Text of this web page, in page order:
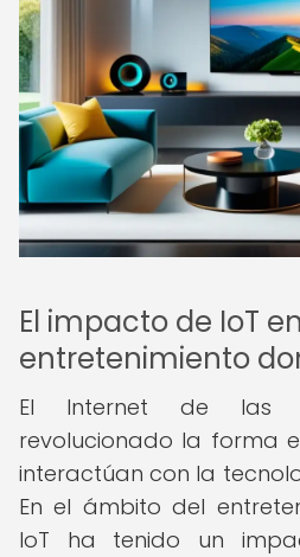
El impacto de IoT
entretenimiento
El Internet de las
revolucionado la forma
interactúan con la
En el ámbito del
IoT ha tenido un